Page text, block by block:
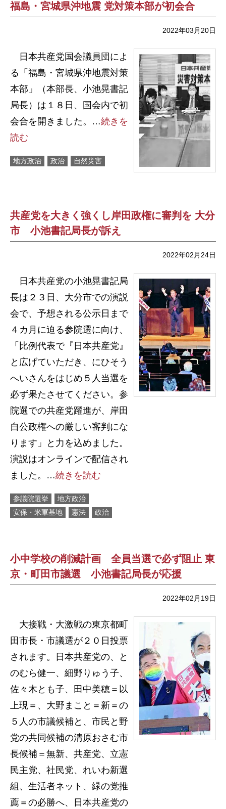
福島・宮城県沖地震 党対策本部が初会合
2022年03月20日
日本共産党国会議員団によ
る「福島・宮城県沖地震対策
本部」（本部長、小池晃書記
局長）は１８日、国会内で初
会合を開きました。…続きを
読む
地方政治 政治 自然災害
共産党を大きく強くし岸田政権に審判を 大分
市 小池書記局長が訴え
2022年02月24日
日本共産党の小池晃書記局
長は２３日、大分市での演説
会で、予想される公示日まで
４カ月に迫る参院選に向け、
「比例代表で『日本共産党』
と広げていただき、にひそう
へいさんをはじめ５人当選を
必ず果たさせてください。参
院選での共産党躍進が、岸田
自公政権への厳しい審判にな
ります」と力を込めました。
演説はオンラインで配信され
ました。…続きを読む
参議院選挙
地方政治
安保・米軍基地
憲法 政治
小中学校の削減計画 全員当選で必ず阻止 東
京・町田市議選 小池書記局長が応援
2022年02月19日
大接戦・大激戦の東京都町
田市長・市議選が２０日投票
されます。日本共産党の、と
のむら健一、細野りゅう子、
佐々木とも子、田中美穂＝以
上現＝、大野まこと＝新＝の
５人の市議候補と、市民と野
党の共同候補の清原おさむ市
長候補＝無新、共産党、立憲
民主党、社民党、れいわ新選
組、生活者ネット、緑の党推
薦＝の必勝へ、日本共産党の